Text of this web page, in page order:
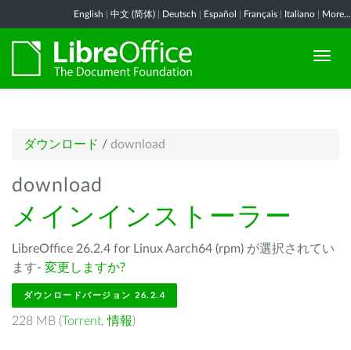
English 中文 (简体) Deutsch Español Français Italiano More...
ダウンロード / download
download
メインインストーラー
LibreOffice 26.2.4 for Linux Aarch64 (rpm) が選択されてい
ます- 変更しますか?
ダウンロードバージョン 26.2.4
228 MB (Torrent,情報)